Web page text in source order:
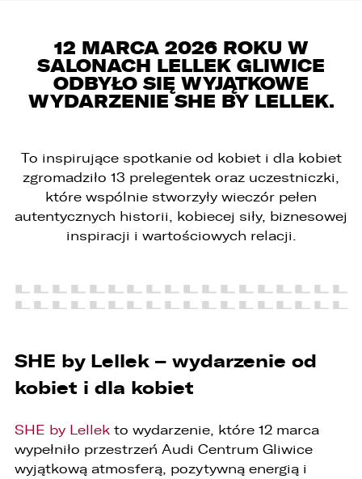
12 MARCA 2026 ROKU W
SALONACH LELLEK GLIWICE
ODBYŁO SIĘ WYJĄTKOWE
WYDARZENIE SHE BY LELLEK.
To inspirujące spotkanie od kobiet i dla kobiet
zgromadziło 13 prelegentek oraz uczestniczki,
które wspólnie stworzyły wieczór pełen
autentycznych historii, kobiecej siły, biznesowej
inspiracji i wartościowych relacji.
SHE by Lellek – wydarzenie od
kobiet i dla kobiet
SHE by Lellek to wydarzenie, które 12 marca
wypełniło przestrzeń Audi Centrum Gliwice
wyjątkową atmosferą, pozytywną energią i